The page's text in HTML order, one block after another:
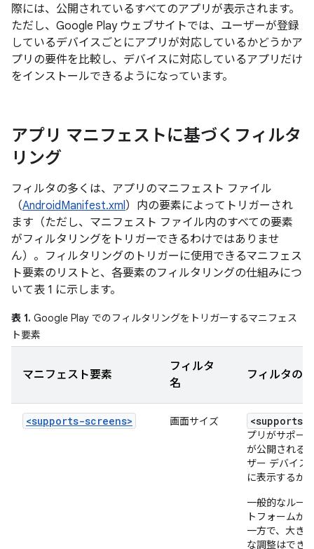
際には、公開されているすべてのアプリが表示されます。
ただし、Google Play ウェブサイトでは、ユーザーが登録
しているデバイスごとにアプリが対応しているかどうかア
プリの要件を比較し、デバイスに対応しているアプリだけ
をインストールできるようになっています。
アプリ マニフェストに基づくフィルタ
リング
フィルタの多くは、アプリのマニフェスト ファイル
（AndroidManifest.xml）内の要素によってトリガーされ
ます（ただし、マニフェスト ファイル内のすべての要素
がフィルタリングをトリガーできるわけではありませ
ん）。フィルタリングのトリガーに使用できるマニフェス
ト要素のリストと、各要素のフィルタリングの仕組みにつ
いて表 1 に示します。
表 1. Google Play でのフィルタリングをトリガーするマニフェス
ト要素
マニフェスト要素
フィルタ
名
フィルタの
<supports-screens> 画面サイズ <supports-
プリがサポー
が公開される
ザー デバイス
に表示するか
一般的なルー
トフォームが
一方で、大き
な調整はでき